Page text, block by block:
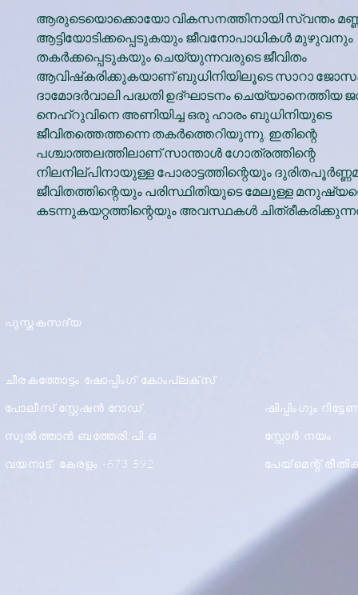
ആരുടെയൊക്കൊയോ വികസനത്തിനായി സ്വന്തം
ആട്ടിയോടിക്കപ്പെടുകയും ജീവനോപാധികള്‍ മുഴുവനും
തകര്‍ക്കപ്പെടുകയും ചെയ്യുന്നവരുടെ ജീവിതം
ആവിഷ്‌കരിക്കുകയാണ് ബുധിനിയിലൂടെ സാറാ
ദാമോദര്‍വാലി പദ്ധതി ഉദ്ഘാടനം ചെയ്യാനെത്തിയ
നെഹ്‌റുവിനെ അണിയിച്ച ഒരു ഹാരം ബുധിനിയുടെ
ജീവിതത്തെത്തന്നെ തകര്‍ത്തെറിയുന്നു. ഇതിന്റെ
പശ്ചാത്തലത്തിലാണ് സാന്താള്‍ ഗോത്രത്തിന്റെ
നിലനില്പിനായുള്ള പോരാട്ടത്തിന്റെയും
ജീവിതത്തിന്റെയും പരിസ്ഥിതിയുടെ മേലുള്ള
കടന്നുകയറ്റത്തിന്റെയും അവസ്ഥകള്‍
പുസ്തകസദ്യ
ചീരകത്തോട്ടം ഷോപ്പിംഗ് കോംപ്ലക്സ്
പോലീസ് സ്റ്റേഷൻ റോഡ്,
സുൽത്താൻ ബത്തേരി.പി.ഒ
വയനാട്, കേരളം -673 592
ഷിപ്പിംഗും
സ്റ്റോർ നയം
പേയ്മെന്റ്